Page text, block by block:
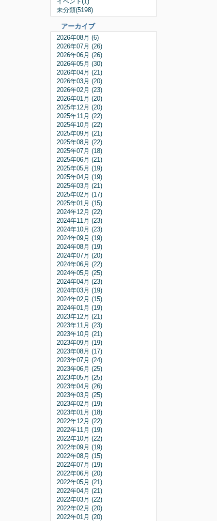
未分類(5198)
アーカイブ
2026年08月 (6)
2026年07月 (26)
2026年06月 (26)
2026年05月 (30)
2026年04月 (21)
2026年03月 (20)
2026年02月 (23)
2026年01月 (20)
2025年12月 (20)
2025年11月 (22)
2025年10月 (22)
2025年09月 (21)
2025年08月 (22)
2025年07月 (18)
2025年06月 (21)
2025年05月 (19)
2025年04月 (19)
2025年03月 (21)
2025年02月 (17)
2025年01月 (15)
2024年12月 (22)
2024年11月 (23)
2024年10月 (23)
2024年09月 (19)
2024年08月 (19)
2024年07月 (20)
2024年06月 (22)
2024年05月 (25)
2024年04月 (23)
2024年03月 (19)
2024年02月 (15)
2024年01月 (19)
2023年12月 (21)
2023年11月 (23)
2023年10月 (21)
2023年09月 (19)
2023年08月 (17)
2023年07月 (24)
2023年06月 (25)
2023年05月 (25)
2023年04月 (26)
2023年03月 (25)
2023年02月 (19)
2023年01月 (18)
2022年12月 (22)
2022年11月 (19)
2022年10月 (22)
2022年09月 (19)
2022年08月 (15)
2022年07月 (19)
2022年06月 (20)
2022年05月 (21)
2022年04月 (21)
2022年03月 (22)
2022年02月 (20)
2022年01月 (20)